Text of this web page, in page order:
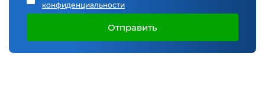
конфиденциальности
Отправить